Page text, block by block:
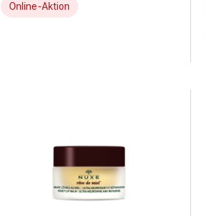
Online-Aktion